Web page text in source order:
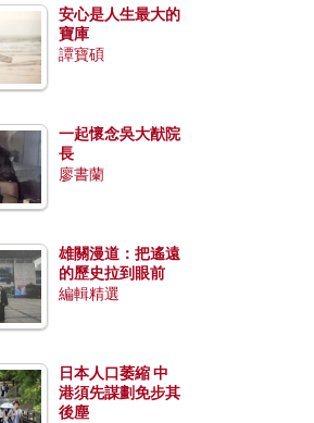
安心是人生最大的
寶庫
譚寶碩
一起懷念吳大猷院
長
廖書蘭
雄關漫道：把遙遠
的歷史拉到眼前
編輯精選
日本人口萎縮 中
港須先謀劃免步其
後塵